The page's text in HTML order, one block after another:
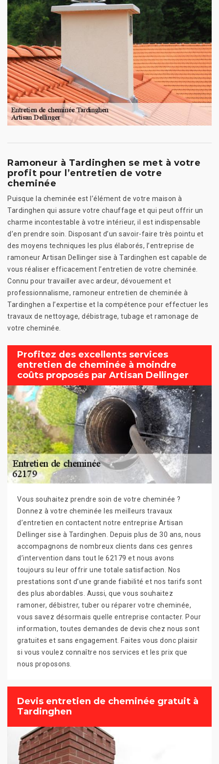
Ramoneur à Tardinghen se met à votre
profit pour l’entretien de votre
cheminée
Puisque la cheminée est l’élément de votre maison à
Tardinghen qui assure votre chauffage et qui peut offrir un
charme incontestable à votre intérieur, il est indispensable
d’en prendre soin. Disposant d’un savoir-faire très pointu et
des moyens techniques les plus élaborés, l’entreprise de
ramoneur Artisan Dellinger sise à Tardinghen est capable de
vous réaliser efficacement l’entretien de votre cheminée.
Connu pour travailler avec ardeur, dévouement et
professionnalisme, ramoneur entretien de cheminée à
Tardinghen a l’expertise et la compétence pour effectuer les
travaux de nettoyage, débistrage, tubage et ramonage de
votre cheminée.
Profitez des excellents services
entretien de cheminée à moindre
coûts proposés par Artisan Dellinger
Vous souhaitez prendre soin de votre cheminée ?
Donnez à votre cheminée les meilleurs travaux
d’entretien en contactent notre entreprise Artisan
Dellinger sise à Tardinghen. Depuis plus de 30 ans, nous
accompagnons de nombreux clients dans ces genres
d’intervention dans tout le 62179 et nous avons
toujours su leur offrir une totale satisfaction. Nos
prestations sont d’une grande fiabilité et nos tarifs sont
des plus abordables. Aussi, que vous souhaitez
ramoner, débistrer, tuber ou réparer votre cheminée,
vous savez désormais quelle entreprise contacter. Pour
information, toutes demandes de devis chez nous sont
gratuites et sans engagement. Faites vous donc plaisir
si vous voulez connaître nos services et les prix que
nous proposons.
Devis entretien de cheminée gratuit à
Tardinghen